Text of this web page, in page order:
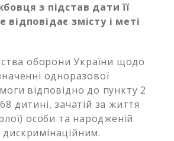
з підстав дати її
змісту і меті
оборони України щодо
одноразової
відповідно до пункту 2
дитині, зачатій за життя
особи та народженій
дискримінаційним.